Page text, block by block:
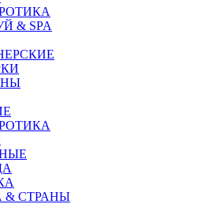
& SPA
& СТРАНЫ